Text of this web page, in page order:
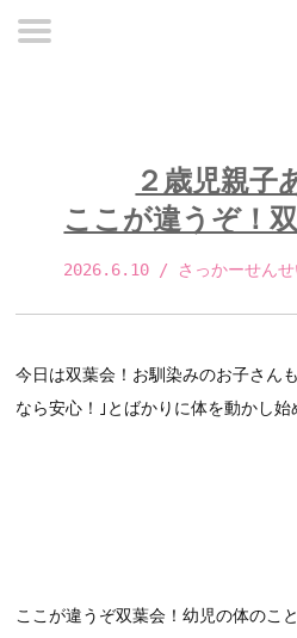
２歳児親子
ここが違うぞ！
2026.6.10 / さっかーせんせ
今日は双葉会！お馴染みのお子さん
なら安心！｣とばかりに体を動かし始
ここが違うぞ双葉会！幼児の体のこ